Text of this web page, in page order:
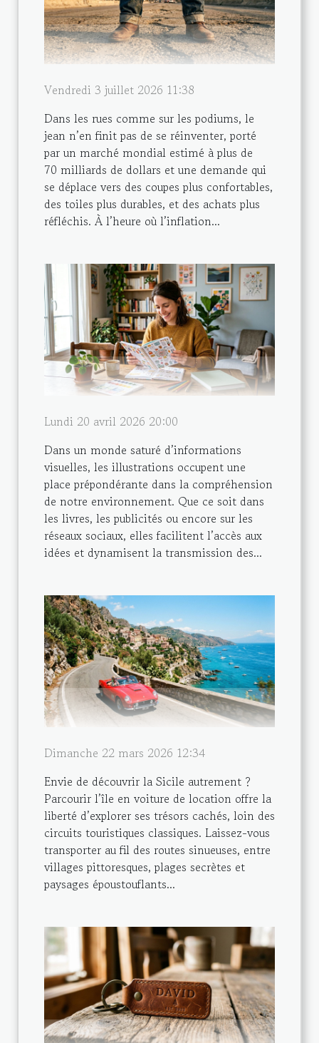
Vendredi 3 juillet 2026 11:38
Dans les rues comme sur les podiums, le
jean n’en finit pas de se réinventer, porté
par un marché mondial estimé à plus de
70 milliards de dollars et une demande qui
se déplace vers des coupes plus confortables,
des toiles plus durables, et des achats plus
réfléchis. À l’heure où l’inflation...
Lundi 20 avril 2026 20:00
Dans un monde saturé d’informations
visuelles, les illustrations occupent une
place prépondérante dans la compréhension
de notre environnement. Que ce soit dans
les livres, les publicités ou encore sur les
réseaux sociaux, elles facilitent l’accès aux
idées et dynamisent la transmission des...
Dimanche 22 mars 2026 12:34
Envie de découvrir la Sicile autrement ?
Parcourir l’île en voiture de location offre la
liberté d’explorer ses trésors cachés, loin des
circuits touristiques classiques. Laissez-vous
transporter au fil des routes sinueuses, entre
villages pittoresques, plages secrètes et
paysages époustouflants...